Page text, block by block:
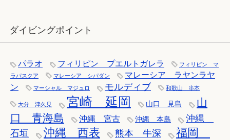
ダイビングポイント
パラオ フィリピン プエルトガレラ
フィリピン マ
ラパスクア
マレーシア シパダン
マレーシア ラヤンラヤ
ン
マーシャル マジュロ モルディブ 和歌山 串本
大分 津久見 宮崎 延岡 山口 見島
山
口 青海島
沖縄 宮古 沖縄 本島
沖縄
石垣
沖縄 西表 熊本 牛深
福岡